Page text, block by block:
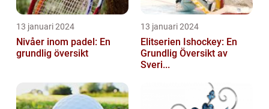
13 januari 2024
Nivåer inom padel: En
grundlig översikt
13 januari 2024
Elitserien Ishockey: En
Grundlig Översikt av
Sveri...